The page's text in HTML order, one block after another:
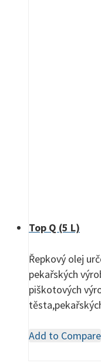
Top Q (5 L)
Řepkový olej
pekařských
piškotových
Add to Compare